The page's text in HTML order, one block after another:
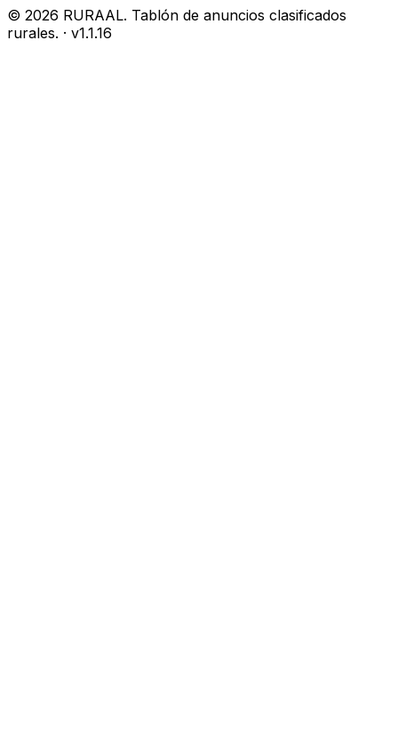
© 2026 RURAAL. Tablón de anuncios clasificados
rurales. · v1.1.16